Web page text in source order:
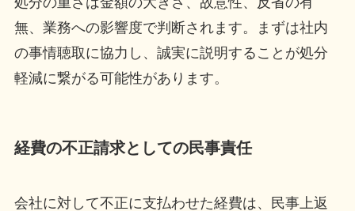
無、業務への影響度で判断されます。まずは社内
の事情聴取に協力し、誠実に説明することが処分
軽減に繋がる可能性があります。
経費の不正請求としての民事責任
会社に対して不正に支払わせた経費は、民事上返